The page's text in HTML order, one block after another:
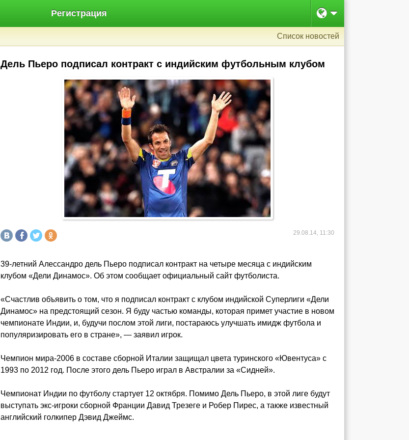
Регистрация
Список новостей
Дель Пьеро подписал контракт с индийским футбольным клубом
29.08.14, 11:30
39-летний Алессандро дель Пьеро подписал контракт на четыре месяца с индийским
клубом «Дели Динамос». Об этом сообщает официальный сайт футболиста.
«Счастлив объявить о том, что я подписал контракт с клубом индийской Суперлиги «Дели
Динамос» на предстоящий сезон. Я буду частью команды, которая примет участие в новом
чемпионате Индии, и, будучи послом этой лиги, постараюсь улучшать имидж футбола и
популяризировать его в стране», — заявил игрок.
Чемпион мира-2006 в составе сборной Италии защищал цвета туринского «Ювентуса» с
1993 по 2012 год. После этого дель Пьеро играл в Австралии за «Сидней».
Чемпионат Индии по футболу стартует 12 октября. Помимо Дель Пьеро, в этой лиге будут
выступать экс-игроки сборной Франции Давид Трезеге и Робер Пирес, а также известный
английский голкипер Дэвид Джеймс.